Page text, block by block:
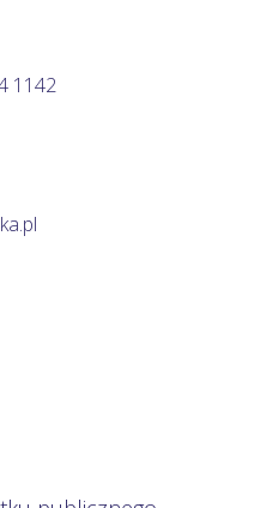
1142